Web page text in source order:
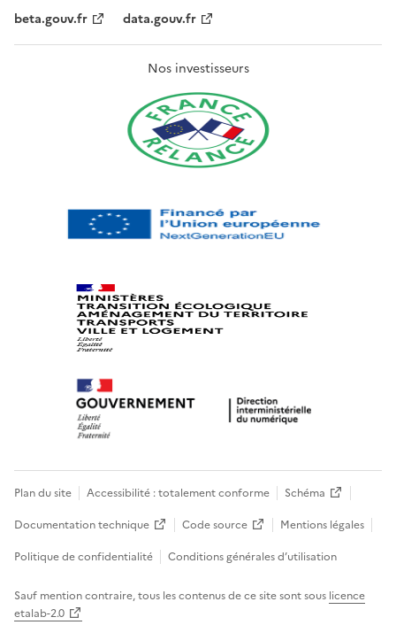
beta.gouv.fr
data.gouv.fr
Nos investisseurs
Plan du site Accessibilité : totalement conforme
Schéma
Documentation technique
Code source
Mentions légales
Politique de confidentialité
Conditions générales d’utilisation
Sauf mention contraire, tous les contenus de ce site sont sous licence
etalab-2.0